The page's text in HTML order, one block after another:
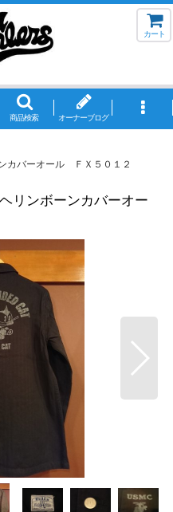
カート
商品検索 オーナーブログ
カバーオール ＦＸ５０１２
リンボーンカバーオー